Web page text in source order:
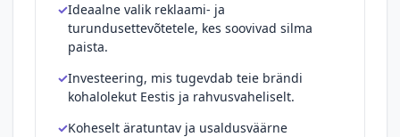
Ideaalne valik reklaami- ja
turundusettevõtetele, kes soovivad silma
paista.
Investeering, mis tugevdab teie brändi
kohalolekut Eestis ja rahvusvaheliselt.
Koheselt äratuntav ja usaldusväärne